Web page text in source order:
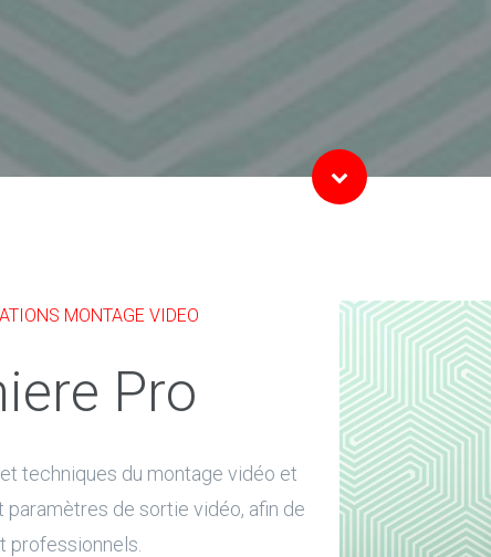
MONTAGE VIDEO
Pro
techniques du montage vidéo et
de sortie vidéo, afin de
professionnels.